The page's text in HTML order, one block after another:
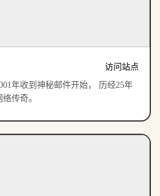
访问站点
年收到神秘邮件开始， 历经25年
传奇。